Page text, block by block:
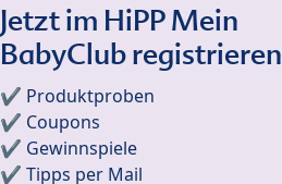
Jetzt im HiPP Mein
BabyClub registrieren
✔️ Produktproben
✔️ Coupons
✔️ Gewinnspiele
✔️ Tipps per Mail